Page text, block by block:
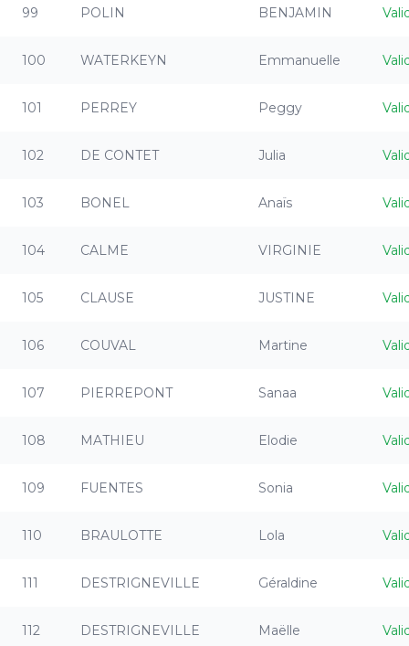
99 POLIN BENJAMIN
100 WATERKEYN Emmanuelle
101 PERREY Peggy
102 DE CONTET Julia
103 BONEL Anaïs
104 CALME VIRGINIE
105 CLAUSE JUSTINE
106 COUVAL Martine
107 PIERREPONT Sanaa
108 MATHIEU Elodie
109 FUENTES Sonia
110 BRAULOTTE Lola
111 DESTRIGNEVILLE Géraldine
112 DESTRIGNEVILLE Maëlle